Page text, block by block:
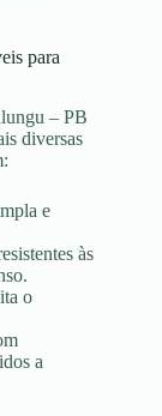
para
– PB
diversas
e
às
o
a